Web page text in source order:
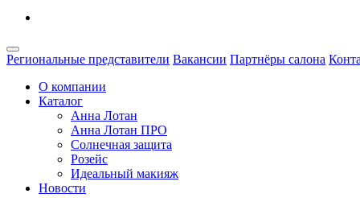
Региональные представители Вакансии Партнёры салона
О компании
Каталог
Анна Лотан
Анна Лотан ПРО
Солнечная защита
Розейс
Идеальный макияж
Новости